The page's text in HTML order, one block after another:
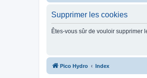
Supprimer les cookies
Êtes-vous sûr de vouloir supprimer
Pico Hydro Index